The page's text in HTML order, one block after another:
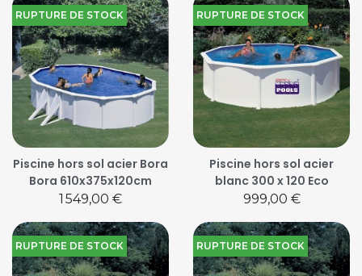
Piscine hors sol acier Bora
Bora 610x375x120cm
Prix
1 549,00 €
RUPTURE DE STOCK
Piscine hors sol acier
blanc 300 x 120 Eco
Prix
999,00 €
RUPTURE DE STOCK
RUPTURE DE STOCK RUPTURE DE STOCK